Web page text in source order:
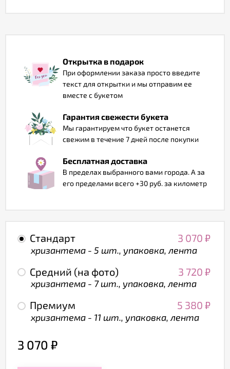
Открытка в подарок
При оформлении заказа просто введите
текст для открытки и мы отправим ее
вместе с букетом
Гарантия свежести букета
Мы гарантируем что букет останется
свежим в течение 7 дней после покупки
Бесплатная доставка
В пределах выбранного вами города. А за
его пределами всего +30 руб. за километр
Стандарт 3 070 ₽
хризантема - 5 шт., упаковка, лента
Средний (на фото) 3 720 ₽
хризантема - 7 шт., упаковка, лента
Премиум 5 380 ₽
хризантема - 11 шт., упаковка, лента
3 070 ₽